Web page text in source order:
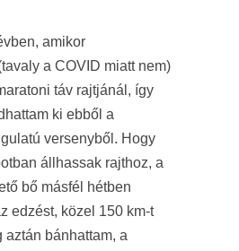
amikor
a COVID miatt nem)
táv rajtjánál, így
ki ebből a
versenyből. Hogy
állhassak rajthoz, a
bő másfél hétben
edzést, közel 150 km-t
aztán bánhattam, a